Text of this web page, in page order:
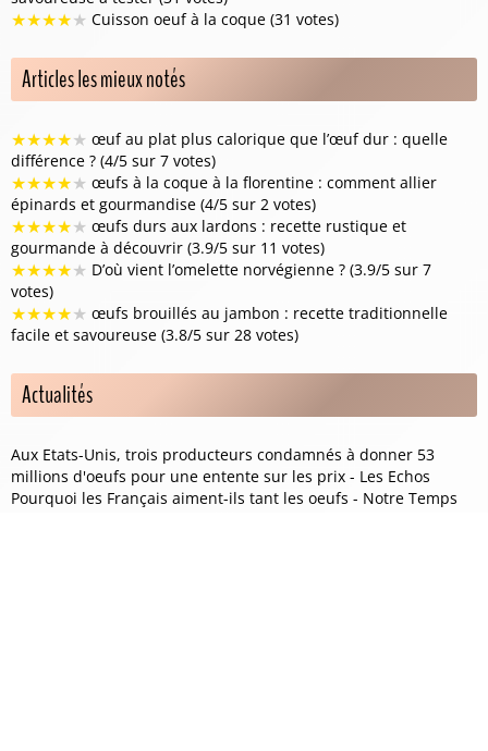
★★★★★ Cuisson oeuf à la coque (31 votes)
Articles les mieux notés
★★★★★ œuf au plat plus calorique que l’œuf dur : quelle
différence ? (4/5 sur 7 votes)
★★★★★ œufs à la coque à la florentine : comment allier
épinards et gourmandise (4/5 sur 2 votes)
★★★★★ œufs durs aux lardons : recette rustique et
gourmande à découvrir (3.9/5 sur 11 votes)
★★★★★ D’où vient l’omelette norvégienne ? (3.9/5 sur 7
votes)
★★★★★ œufs brouillés au jambon : recette traditionnelle
facile et savoureuse (3.8/5 sur 28 votes)
Actualités
Aux Etats-Unis, trois producteurs condamnés à donner 53
millions d'oeufs pour une entente sur les prix - Les Echos
Pourquoi les Français aiment-ils tant les oeufs - Notre Temps